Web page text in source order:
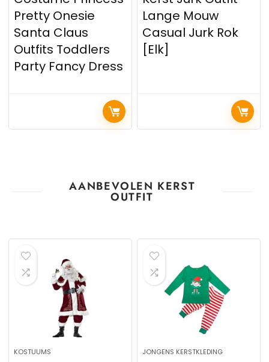
Pretty Onesie
Santa Claus
Outfits Toddlers
Party Fancy Dress
Lange Mouw
Casual Jurk Rok
[Elk]
AANBEVOLEN KERST
OUTFIT
KOSTUUMS JONGENS KERSTKLEDING